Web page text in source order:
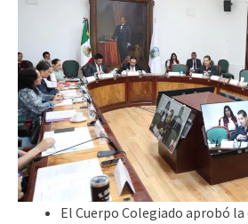
El Cuerpo Colegiado aprobó